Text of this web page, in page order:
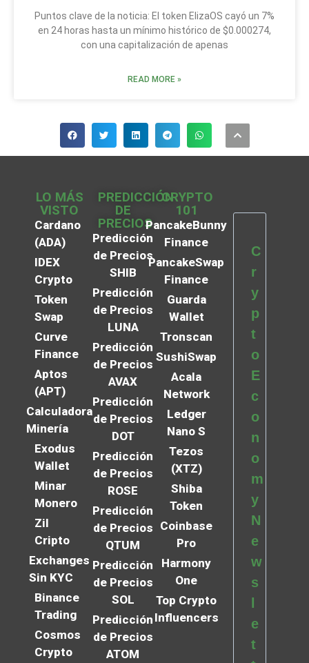
Puntos clave de la noticia: El token ElizaOS cayó un 7%
en 24 horas hasta un mínimo histórico de $0.000274,
con una capitalización de apenas
READ MORE »
LO MÁS
VISTO
Cardano
(ADA)
IDEX
Crypto
Token
Swap
Curve
Finance
Aptos
(APT)
Calculadora
Minería
Exodus
Wallet
Minar
Monero
Zil
Cripto
Exchanges
Sin KYC
Binance
Trading
Cosmos
Crypto
PREDICCIÓN
DE
PRECIOS
Predicción
de Precios
SHIB
Predicción
de Precios
LUNA
Predicción
de Precios
AVAX
Predicción
de Precios
DOT
Predicción
de Precios
ROSE
Predicción
de Precios
QTUM
Predicción
de Precios
SOL
Predicción
de Precios
ATOM
CRYPTO
101
PancakeBunny
Finance
PancakeSwap
Finance
Guarda
Wallet
Tronscan
SushiSwap
Acala
Network
Ledger
Nano S
Tezos
(XTZ)
Shiba
Token
Coinbase
Pro
Harmony
One
Top Crypto
Influencers
C
r
y
p
t
o
E
c
o
n
o
m
y
N
e
w
s
e
t